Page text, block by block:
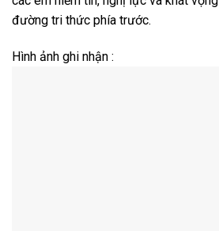
đường tri thức phía trước.
Hình ảnh ghi nhận :